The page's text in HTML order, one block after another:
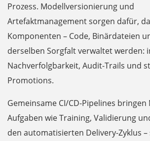
Prozess. Modellversionierung und
Artefaktmanagement sorgen dafür,
Komponenten – Code, Binärdateien
derselben Sorgfalt verwaltet werden:
Nachverfolgbarkeit, Audit-Trails und
Promotions.
Gemeinsame CI/CD-Pipelines bringen
Aufgaben wie Training, Validierung
den automatisierten Delivery-Zyklus –